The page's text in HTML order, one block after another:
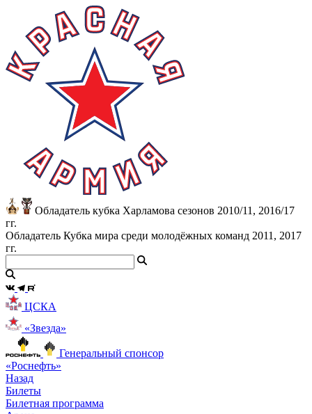
Обладатель кубка Харламова сезонов 2010/11, 2016/17
гг.
Обладатель Кубка мира среди молодёжных команд 2011, 2017
гг.
ЦСКА
«Звезда»
Генеральный спонсор
«Роснефть»
Назад
Билеты
Билетная программа